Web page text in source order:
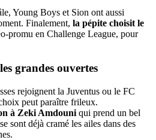
Young Boys et Sion ont aussi
Finalement, la pépite choisit le
promu en Challenge League, pour
grandes ouvertes
rejoignent la Juventus ou le FC
peut paraître frileux.
à Zeki Amdouni qui prend un bel
sont déjà cramé les ailes dans des